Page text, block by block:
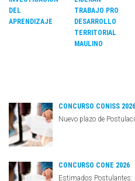
DEL
APRENDIZAJE
TRABAJO PRO
DESARROLLO
TERRITORIAL
MAULINO
CONCURSO CONISS 2026
Nuevo plazo de
CONCURSO CONE 2026
Estimados Postulantes: